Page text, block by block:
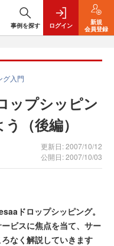
事例を探す ログイン
新規
会員登録
入門
ップシッピン
（後編）
更新日: 2007/10/12
公開日: 2007/10/03
ドロップシッピング。
ビスに焦点を当て、サー
なく解説していきます